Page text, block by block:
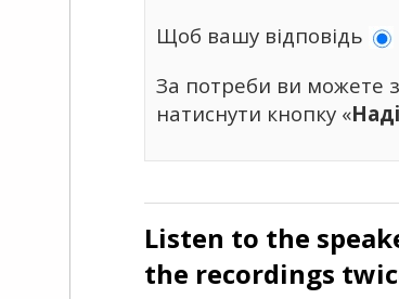
Щоб вашу відповідь
За потреби ви можете
натиснути кнопку «
Listen to the
the recordings